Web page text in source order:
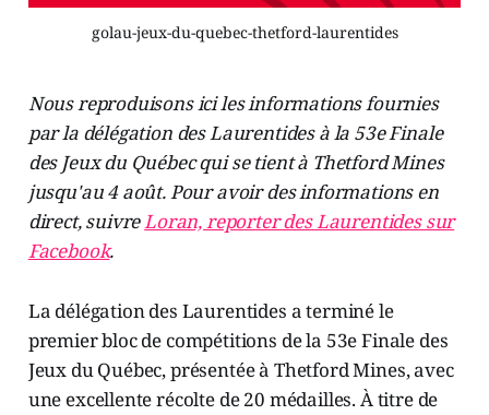
golau-jeux-du-quebec-thetford-laurentides
Nous reproduisons ici les informations fournies
par la délégation des Laurentides à la 53e Finale
des Jeux du Québec qui se tient à Thetford Mines
jusqu'au 4 août. Pour avoir des informations en
direct, suivreLoran, reporter des Laurentides sur
Facebook.
La délégation des Laurentides a terminé le
premier bloc de compétitions de la 53e Finale des
Jeux du Québec, présentée à Thetford Mines, avec
une excellente récolte de 20 médailles. À titre de